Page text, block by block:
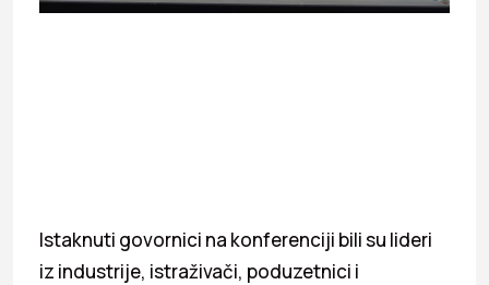
Istaknuti govornici na konferenciji bili su lideri
iz industrije, istraživači, poduzetnici i